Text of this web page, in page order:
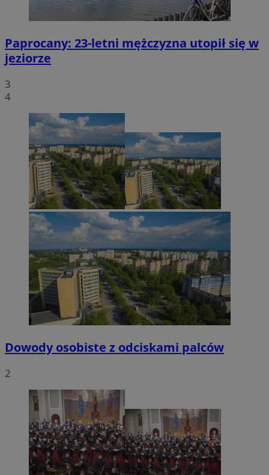
Paprocany: 23-letni mężczyzna utopił się w
jeziorze
3
4
Dowody osobiste z odciskami palców
2